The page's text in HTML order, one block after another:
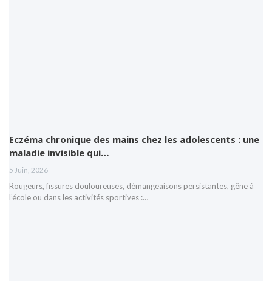
Eczéma chronique des mains chez les adolescents : une
maladie invisible qui…
5 Juin, 2026
Rougeurs, fissures douloureuses, démangeaisons persistantes, gêne à
l’école ou dans les activités sportives :…